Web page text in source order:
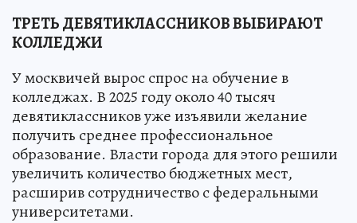
ТРЕТЬ ДЕВЯТИКЛАССНИКОВ ВЫБИРАЮТ
КОЛЛЕДЖИ
У москвичей вырос спрос на обучение в
колледжах. В 2025 году около 40 тысяч
девятиклассников уже изъявили желание
получить среднее профессиональное
образование. Власти города для этого решили
увеличить количество бюджетных мест,
расширив сотрудничество с федеральными
университетами.